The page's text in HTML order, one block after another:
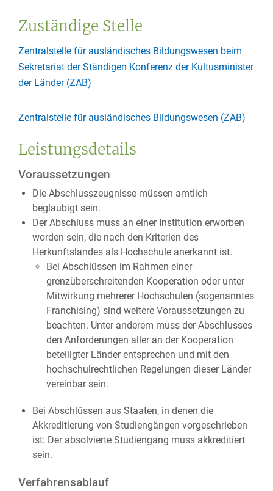
Zuständige Stelle
Zentralstelle für ausländisches Bildungswesen beim
Sekretariat der Ständigen Konferenz der Kultusminister
der Länder (ZAB)
Zentralstelle für ausländisches Bildungswesen (ZAB)
Leistungsdetails
Voraussetzungen
Die Abschlusszeugnisse müssen amtlich
beglaubigt sein.
Der Abschluss muss an einer Institution erworben
worden sein, die nach den Kriterien des
Herkunftslandes als Hochschule anerkannt ist.
Bei Abschlüssen im Rahmen einer
grenzüberschreitenden Kooperation oder unter
Mitwirkung mehrerer Hochschulen (sogenanntes
Franchising) sind weitere Voraussetzungen zu
beachten. Unter anderem muss der Abschlusses
den Anforderungen aller an der Kooperation
beteiligter Länder entsprechen und mit den
hochschulrechtlichen Regelungen dieser Länder
vereinbar sein.
Bei Abschlüssen aus Staaten, in denen die
Akkreditierung von Studiengängen vorgeschrieben
ist: Der absolvierte Studiengang muss akkreditiert
sein.
Verfahrensablauf